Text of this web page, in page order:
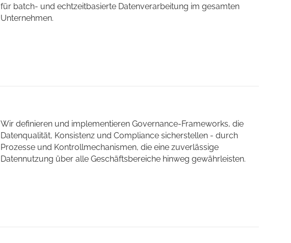
für batch- und echtzeitbasierte Datenverarbeitung im gesamten
Unternehmen.
Wir definieren und implementieren Governance-Frameworks, die
Datenqualität, Konsistenz und Compliance sicherstellen - durch
Prozesse und Kontrollmechanismen, die eine zuverlässige
Datennutzung über alle Geschäftsbereiche hinweg gewährleisten.